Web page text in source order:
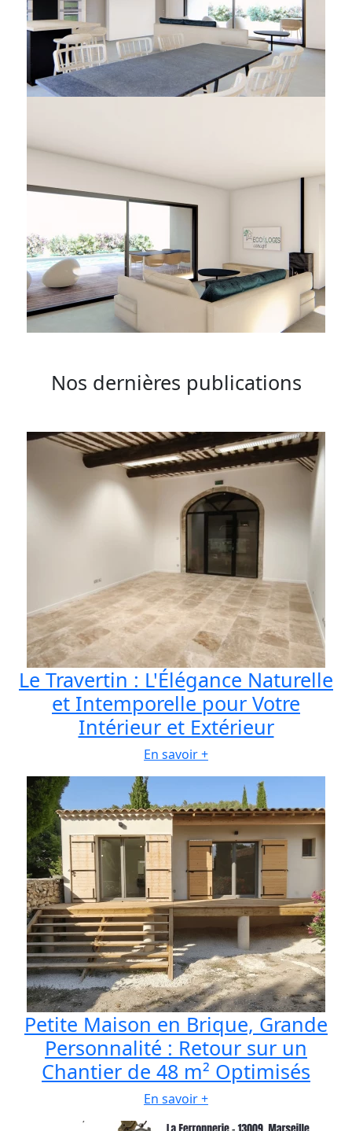
Nos dernières publications
Le Travertin : L'Élégance Naturelle
et Intemporelle pour Votre
Intérieur et Extérieur
En savoir +
Petite Maison en Brique, Grande
Personnalité : Retour sur un
Chantier de 48 m² Optimisés
En savoir +